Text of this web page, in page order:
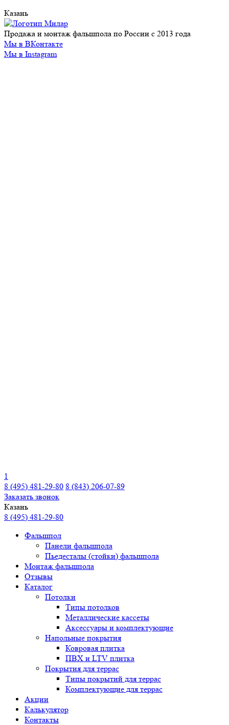
Казань
Продажа и монтаж фальшпола по России с 2013 года
Мы в ВКонтакте
Мы в Instagram
1
8 (495) 481-29-80 8 (843) 206-07-89
Заказать звонок
Казань
8 (495) 481-29-80
Фальшпол
Панели фальшпола
Пьедесталы (стойки) фальшпола
Монтаж фальшпола
Отзывы
Каталог
Потолки
Типы потолков
Металлические кассеты
Аксессуары и комплектующие
Напольные покрытия
Ковровая плитка
ПВХ и LTV плитка
Покрытия для террас
Типы покрытий для террас
Комплектующие для террас
Акции
Калькулятор
Контакты